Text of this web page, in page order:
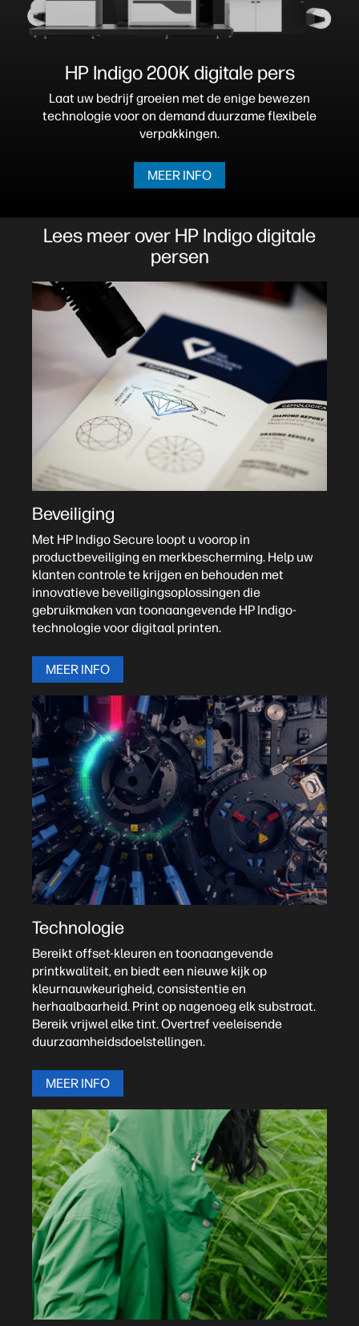
HP Indigo 200K digitale pers
Laat uw bedrijf groeien met de enige bewezen
technologie voor on demand duurzame flexibele
verpakkingen.
MEER INFO
Lees meer over HP Indigo digitale
persen
Beveiliging
Met HP Indigo Secure loopt u voorop in
productbeveiliging en merkbescherming. Help uw
klanten controle te krijgen en behouden met
innovatieve beveiligingsoplossingen die
gebruikmaken van toonaangevende HP Indigo-
technologie voor digitaal printen.
MEER INFO
Technologie
Bereikt offset-kleuren en toonaangevende
printkwaliteit, en biedt een nieuwe kijk op
kleurnauwkeurigheid, consistentie en
herhaalbaarheid. Print op nagenoeg elk substraat.
Bereik vrijwel elke tint. Overtref veeleisende
duurzaamheidsdoelstellingen.
MEER INFO